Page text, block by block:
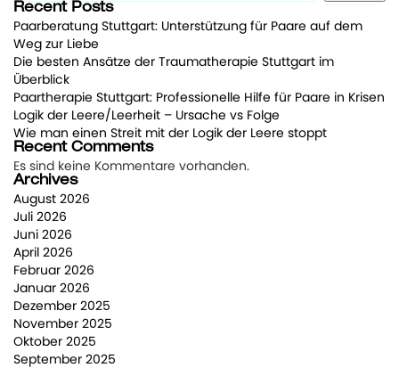
Recent Posts
Paarberatung Stuttgart: Unterstützung für Paare auf dem
Weg zur Liebe
Die besten Ansätze der Traumatherapie Stuttgart im
Überblick
Paartherapie Stuttgart: Professionelle Hilfe für Paare in Krisen
Logik der Leere/Leerheit – Ursache vs Folge
Wie man einen Streit mit der Logik der Leere stoppt
Recent Comments
Es sind keine Kommentare vorhanden.
Archives
August 2026
Juli 2026
Juni 2026
April 2026
Februar 2026
Januar 2026
Dezember 2025
November 2025
Oktober 2025
September 2025